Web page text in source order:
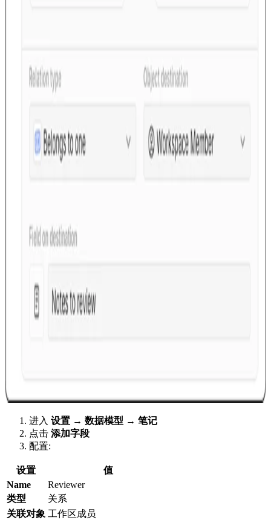
进入 设置 → 数据模型 → 笔记
点击 添加字段
配置:
设置
值
Name
Reviewer
类型
关系
关联对象 工作区成员